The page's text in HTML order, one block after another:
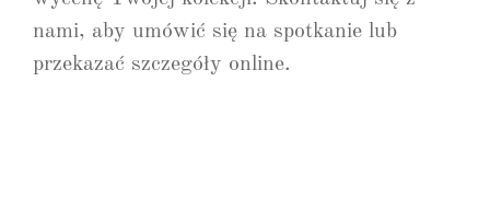
nami, aby umówić się na spotkanie lub
przekazać szczegóły online.